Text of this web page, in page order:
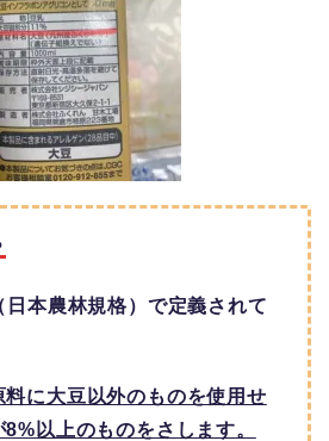
本農林規格）で定義されて
に大豆以外のものを使用せ
以上のものをさします。